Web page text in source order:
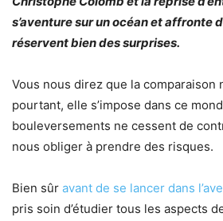
s’aventure sur un océan et affronte
réservent bien des surprises.
Vous nous direz que la comparaison
pourtant, elle s’impose dans ce
bouleversements ne cessent de
nous obliger à prendre des risques.
Bien sûr avant de se lancer dans
pris soin d’étudier tous les aspects